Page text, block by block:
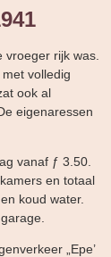
rijk was.
volledig
ook al
eigenaressen
vanaf ƒ 3.50.
en totaal
koud water.
„Epe’